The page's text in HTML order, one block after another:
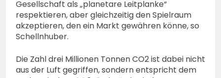
Gesellschaft als „planetare Leitplanke“
respektieren, aber gleichzeitig den Spielraum
akzeptieren, den ein Markt gewähren könne, so
Schellnhuber.
Die Zahl drei Millionen Tonnen CO2 ist dabei nicht
aus der Luft gegriffen, sondern entspricht dem